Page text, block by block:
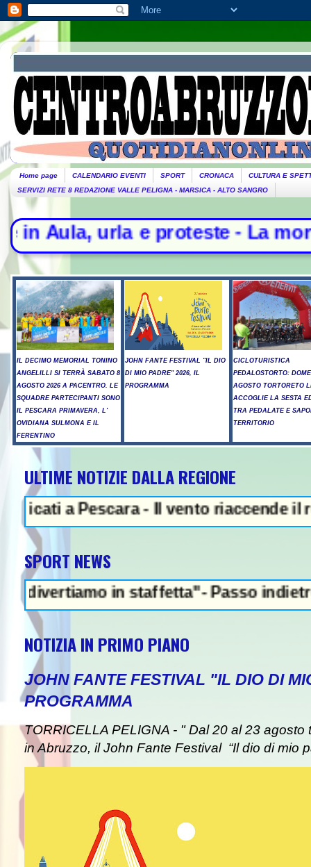
Home page CALENDARIO EVENTI SPORT CRONACA
CULTURA E
SERVIZI RETE 8 REDAZIONE VALLE PELIGNA - MARSICA - ALTO SANGRO
urla e proteste - La morte
IL DECIMO MEMORIAL TONINO
ANGELILLI SI TERRÀ SABATO 8
AGOSTO 2026 A PACENTRO. LE
SQUADRE PARTECIPANTI SONO
IL PESCARA PRIMAVERA, L'
OVIDIANA SULMONA E IL
FERENTINO
JOHN FANTE FESTIVAL "IL DIO
DI MIO PADRE" 2026, IL
PROGRAMMA
CICLOTURISTICA
PEDALOSTORTO:
AGOSTO TORTORETO
ACCOGLIE LA SESTA
TRA PEDALATE E
TERRITORIO
ULTIME NOTIZIE DALLA REGIONE
Pescara - Il vento riaccende il rogo
SPORT NEWS
in staffetta"- Passo indietro
NOTIZIA IN PRIMO PIANO
JOHN FANTE FESTIVAL "IL DIO DI
PROGRAMMA
TORRICELLA PELIGNA - " Dal 20 al 23 agosto
in Abruzzo, il John Fante Festival “Il dio di mio